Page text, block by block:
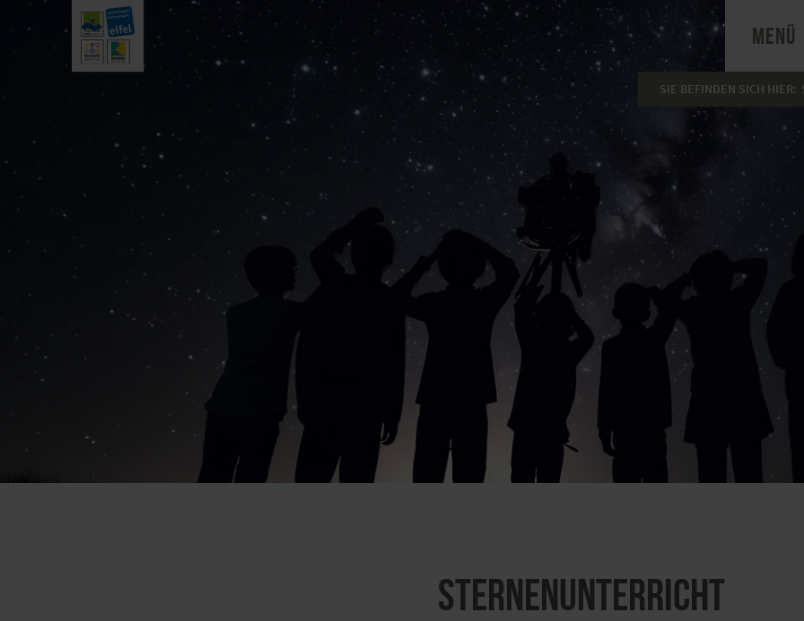
MENÜ
SIE BEFINDEN SICH HIER:
SternenUnterricht